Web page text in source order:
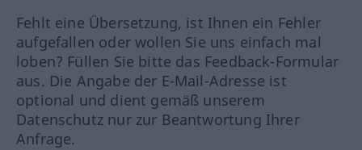
Fehlt eine Übersetzung, ist Ihnen ein Fehler
aufgefallen oder wollen Sie uns einfach mal
loben? Füllen Sie bitte das Feedback-Formular
aus. Die Angabe der E-Mail-Adresse ist
optional und dient gemäß unserem
Datenschutz nur zur Beantwortung Ihrer
Anfrage.